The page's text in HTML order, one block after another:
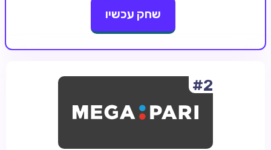
שחק עכשיו
#2